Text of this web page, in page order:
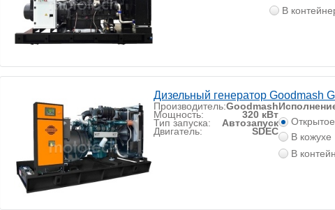
В
Дизельный генератор Goodmash
Производитель:Goodmash
Мощность: 320 кВт
Тип запуска: Автозапуск
Двигатель: SDEC
Открытое
В кожухе
В